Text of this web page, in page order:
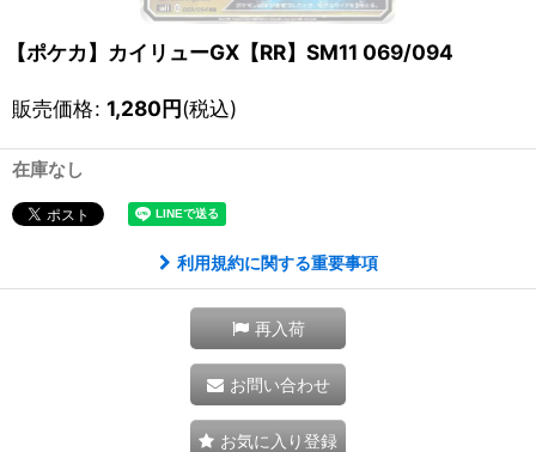
【ポケカ】カイリューGX【RR】SM11 069/094
販売価格: 1,280円(税込)
在庫なし
利用規約に関する重要事項
再入荷
お問い合わせ
お気に入り登録